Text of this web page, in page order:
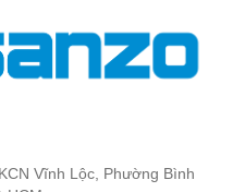
Vĩnh Lộc, Phường Bình